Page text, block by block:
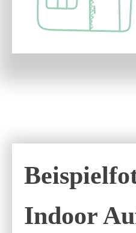
Indoor